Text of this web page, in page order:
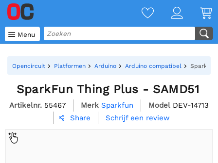
 Menu
Opencircuit Platformen Arduino Arduino compatibel
SparkFun Thing Plus - SAMD51
Artikelnr. 55467 Merk Sparkfun Model DEV-14713
 Share Schrijf een review